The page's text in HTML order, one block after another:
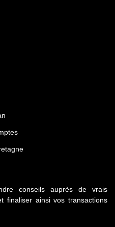
conseils auprès de vrais
finaliser ainsi vos transactions